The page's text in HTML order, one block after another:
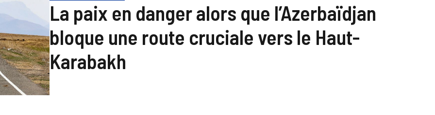
La paix en danger alors que l’Azerbaïdjan
bloque une route cruciale vers le Haut-
Karabakh